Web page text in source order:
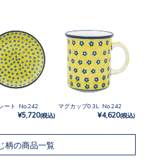
ート No.242
¥5,720(税込)
マグカップ0.3L No.242
¥4,620(税込)
柄の商品一覧